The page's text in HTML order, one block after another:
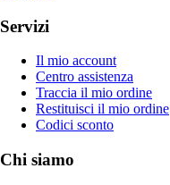
Servizi
Il mio account
Centro assistenza
Traccia il mio ordine
Restituisci il mio ordine
Codici sconto
Chi siamo